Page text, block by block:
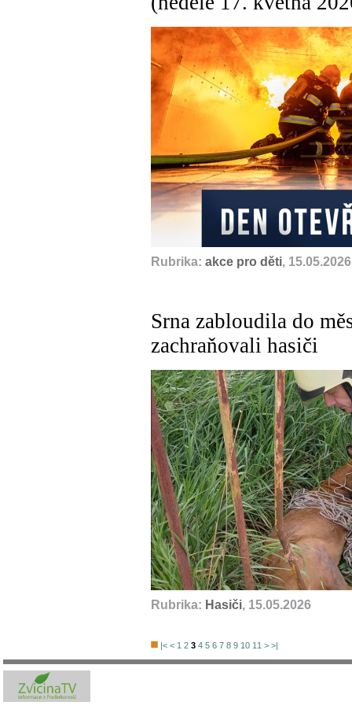
Rubrika: akce pro děti, 15.05.2026
Srna zabloudila do
zachraňovali hasiči
Rubrika: Hasiči, 15.05.2026
|< < 1 2 3 4 5 6 7 8 9 10 11 > >|